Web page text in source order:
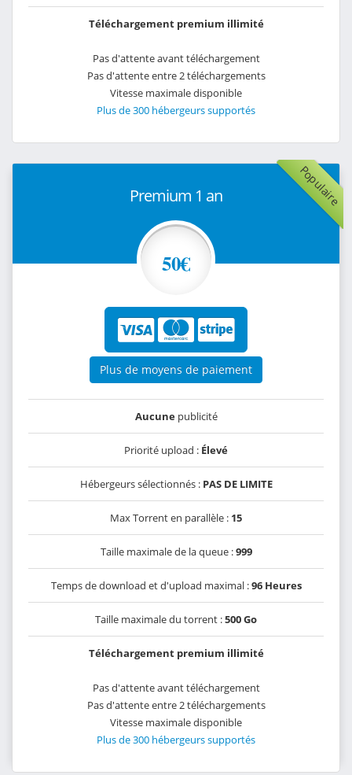
Téléchargement premium illimité
Pas d'attente avant téléchargement
Pas d'attente entre 2 téléchargements
Vitesse maximale disponible
Plus de 300 hébergeurs supportés
Populaire
Premium 1 an
50€
Plus de moyens de paiement
Aucunepublicité
Priorité upload : Élevé
Hébergeurs sélectionnés : PAS DE LIMITE
Max Torrent en parallèle : 15
Taille maximale de la queue :999
Temps de download et d'upload maximal :96 Heures
Taille maximale du torrent :500 Go
Téléchargement premium illimité
Pas d'attente avant téléchargement
Pas d'attente entre 2 téléchargements
Vitesse maximale disponible
Plus de 300 hébergeurs supportés